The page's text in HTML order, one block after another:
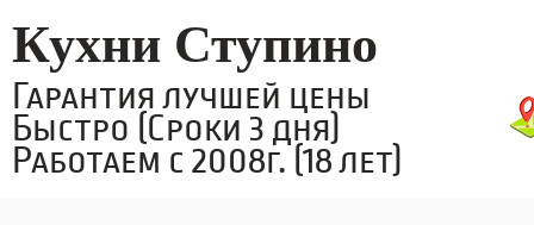
Кухни Ступино
Гарантия лучшей цены
Быстро (Сроки 3 дня)
Работаем с 2008г. (18 лет)